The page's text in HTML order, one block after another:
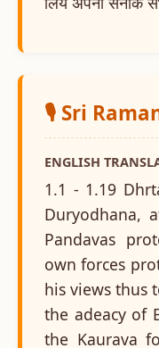
🎙️ Sri
ENGLISH
1.1 - 1.19
Duryodhana,
Pandavas
own forces
his views thus
the adeacy of
the Kaurava